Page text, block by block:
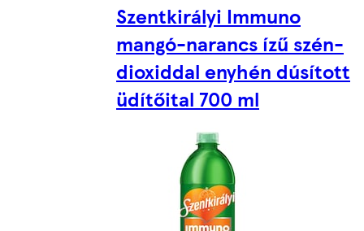
Szentkirályi Immuno
mangó-narancs ízű szén-
dioxiddal enyhén dúsított
üdítőital 700 ml